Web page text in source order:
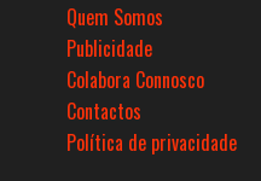
Quem Somos
Publicidade
Colabora Connosco
Contactos
Política de privacidade